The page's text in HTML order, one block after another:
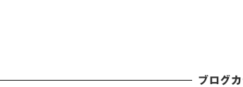
ブログ